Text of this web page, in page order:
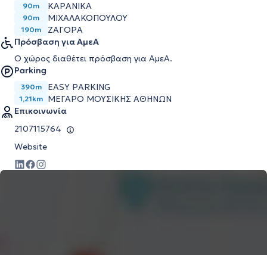
90m ΚΑΡΑΝΙΚΑ
90m ΜΙΧΑΛΑΚΟΠΟΥΛΟΥ
190m
ΖΑΓΟΡΑ
Πρόσβαση για ΑμεΑ
Ο χώρος διαθέτει πρόσβαση για ΑμεΑ.
Parking
390m EASY PARKING
1,21km ΜΕΓΆΡΟ ΜΟΥΣΙΚΉΣ ΑΘΗΝΏΝ
Επικοινωνία
2107115764
Website